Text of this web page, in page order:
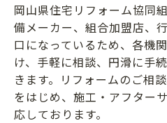
岡山県住宅リフォーム協同
備メーカー、組合加盟店、
口になっているため、各機
け、手軽に相談、円滑に手
きます。リフォームのご相
をはじめ、施工・アフター
応しております。